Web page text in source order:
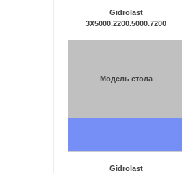
Gidrolast
3X5000.2200.5000.7200
Модель стола
Gidrolast